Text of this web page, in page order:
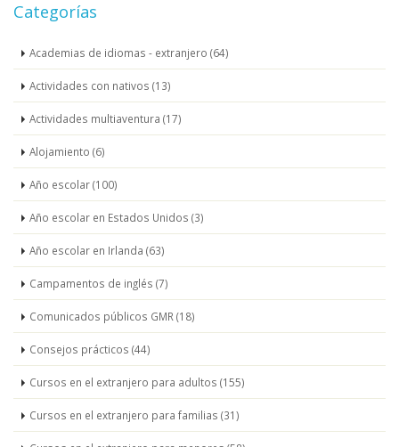
Categorías
Academias de idiomas - extranjero (64)
Actividades con nativos (13)
Actividades multiaventura (17)
Alojamiento (6)
Año escolar (100)
Año escolar en Estados Unidos (3)
Año escolar en Irlanda (63)
Campamentos de inglés (7)
Comunicados públicos GMR (18)
Consejos prácticos (44)
Cursos en el extranjero para adultos (155)
Cursos en el extranjero para familias (31)